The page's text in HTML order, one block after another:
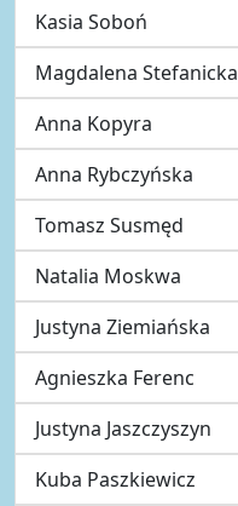
Kasia Soboń
Magdalena Stefanicka
Anna Kopyra
Anna Rybczyńska
Tomasz Susmęd
Natalia Moskwa
Justyna Ziemiańska
Agnieszka Ferenc
Justyna Jaszczyszyn
Kuba Paszkiewicz